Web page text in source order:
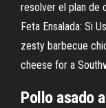
resolver el plan de
Feta Ensalada: Si
zesty barbecue
cheese for a
Pollo asado